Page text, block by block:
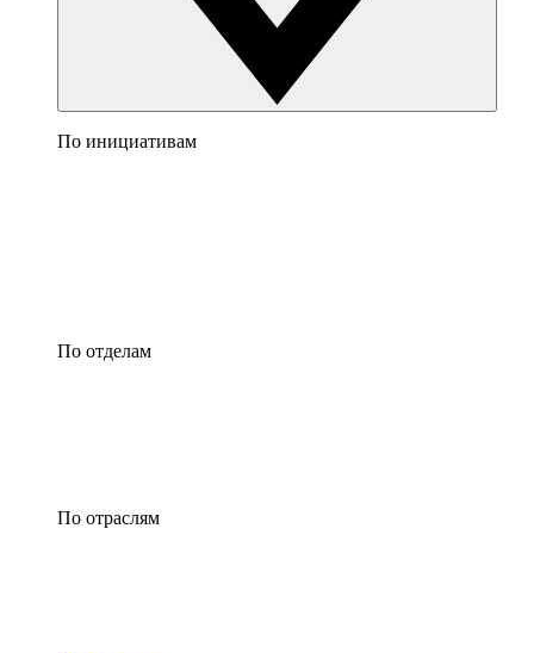
По инициативам
По отделам
По отраслям